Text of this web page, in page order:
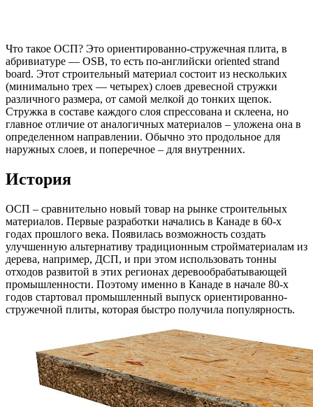
Что такое ОСП? Это ориентированно-стружечная плита, в
абривиатуре — OSB, то есть по-английски oriented strand
board. Этот строительный материал состоит из нескольких
(минимально трех — четырех) слоев древесной стружки
различного размера, от самой мелкой до тонких щепок.
Стружка в составе каждого слоя спрессована и склеена, но
главное отличие от аналогичных материалов – уложена она в
определенном направлении. Обычно это продольное для
наружных слоев, и поперечное – для внутренних.
История
ОСП – сравнительно новый товар на рынке строительных
материалов. Первые разработки начались в Канаде в 60-х
годах прошлого века. Появилась возможность создать
улучшенную альтернативу традиционным стройматериалам из
дерева, например, ДСП, и при этом использовать тонны
отходов развитой в этих регионах деревообрабатывающей
промышленности. Поэтому именно в Канаде в начале 80-х
годов стартовал промышленный выпуск ориентированно-
стружечной плиты, которая быстро получила популярность.